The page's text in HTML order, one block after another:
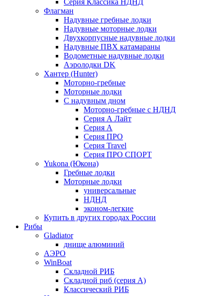
Флагман
Надувные гребные лодки
Надувные моторные лодки
Двухкорпусные надувные лодки
Надувные ПВХ катамараны
Водометные надувные лодки
Аэролодки DK
Хантер (Hunter)
Моторно-гребные
Моторные лодки
С надувным дном
Моторно-гребные с НДНД
Серия А Лайт
Серия А
Серия ПРО
Серия Travel
Серия ПРО СПОРТ
Yukona (Юкона)
Гребные лодки
Моторные лодки
универсальные
НДНД
эконом-легкие
Купить в других городах России
Рибы
Gladiator
днище алюминий
АЭРО
WinBoat
Складной РИБ
Складной риб (серия А)
Классический РИБ